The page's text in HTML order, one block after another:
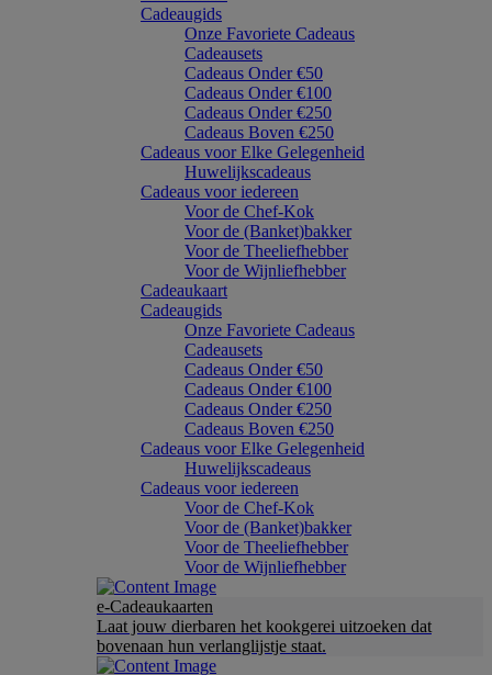
Cadeaugids
Onze Favoriete Cadeaus
Cadeausets
Cadeaus Onder €50
Cadeaus Onder €100
Cadeaus Onder €250
Cadeaus Boven €250
Cadeaus voor Elke Gelegenheid
Huwelijkscadeaus
Cadeaus voor iedereen
Voor de Chef-Kok
Voor de (Banket)bakker
Voor de Theeliefhebber
Voor de Wijnliefhebber
Cadeaukaart
Cadeaugids
Onze Favoriete Cadeaus
Cadeausets
Cadeaus Onder €50
Cadeaus Onder €100
Cadeaus Onder €250
Cadeaus Boven €250
Cadeaus voor Elke Gelegenheid
Huwelijkscadeaus
Cadeaus voor iedereen
Voor de Chef-Kok
Voor de (Banket)bakker
Voor de Theeliefhebber
Voor de Wijnliefhebber
e-Cadeaukaarten
Laat jouw dierbaren het kookgerei uitzoeken dat
bovenaan hun verlanglijstje staat.